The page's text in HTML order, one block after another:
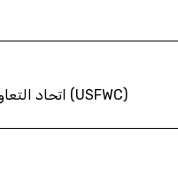
اتحاد التعاونيات العمالية في الولايات المتحدة (USFWC)